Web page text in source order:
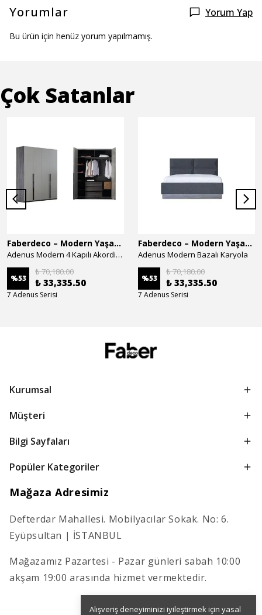
Alışveriş deneyiminizi iyileştirmek için yasal
Yorumlar Yorum Yap
Bu ürün için henüz yorum yapılmamış.
Çok Satanlar
Faberdeco – Modern Yaşam Alanları İçin Özel Tasarım Mobilyalar
Adenus Modern 4 Kapılı Akordion Dolap
%53
₺ 70,180.00
₺ 33,335.50
7 Adenus Serisi
Faberdeco – Modern Yaşam Alanları İçin Özel Tasarım Mobilyalar
Adenus Modern Bazalı Karyola
%53
₺ 70,180.00
₺ 33,335.50
7 Adenus Serisi
Kurumsal
Müşteri
Bilgi Sayfaları
Popüler Kategoriler
Mağaza Adresimiz
Defterdar Mahallesi. Mobilyacılar Sokak. No: 6.
Eyüpsultan | İSTANBUL
Mağazamız Pazartesi - Pazar günleri sabah 10:00
akşam 19:00 arasında hizmet vermektedir.